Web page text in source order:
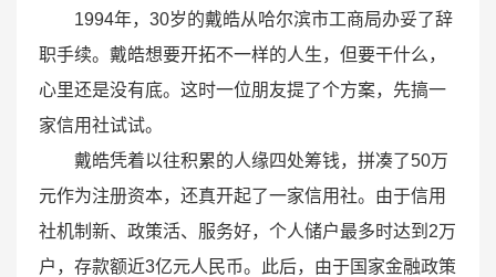
1994年，30岁的戴皓从哈尔滨市工商局办妥了辞
职手续。戴皓想要开拓不一样的人生，但要干什么，
心里还是没有底。这时一位朋友提了个方案，先搞一
家信用社试试。
戴皓凭着以往积累的人缘四处筹钱，拼凑了50万
元作为注册资本，还真开起了一家信用社。由于信用
社机制新、政策活、服务好，个人储户最多时达到2万
户，存款额近3亿元人民币。此后，由于国家金融政策